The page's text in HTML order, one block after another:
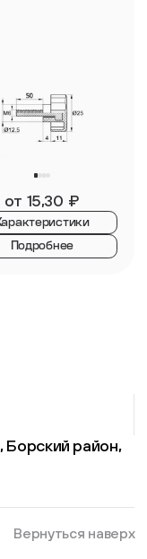
от 15,30 ₽
Подробнее
Борский район,
Вернуться наверх